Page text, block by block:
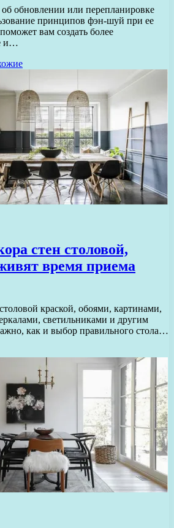
обновлении или перепланировке
принципов фэн-шуй при ее
вам создать более
и…
стен столовой,
время приема
краской, обоями, картинами,
светильниками и другим
как и выбор правильного стола…